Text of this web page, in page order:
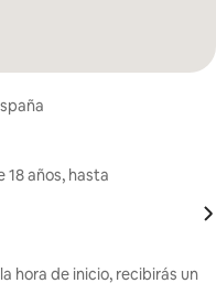
18 años, hasta
hora de inicio, recibirás un